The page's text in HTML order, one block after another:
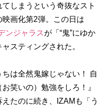
しまうという奇抜なスト
画化第2弾。この日は
ンジャラス が「“鬼”にゆか
スティングされた。
は全然鬼嫁じゃない！ 自
笑いの）勉強をしろ！』
たのに続き、IZAMも「う